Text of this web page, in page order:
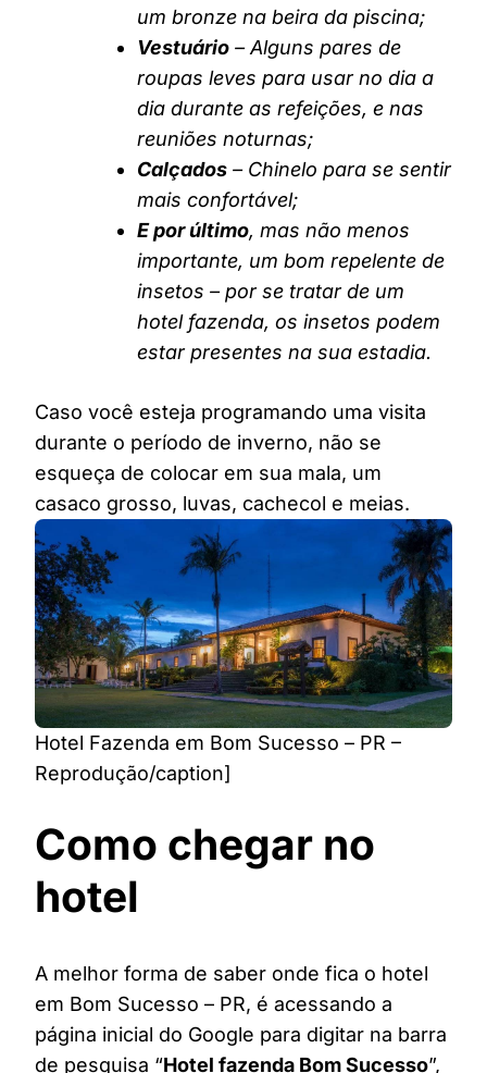
um bronze na beira da piscina;
Vestuário – Alguns pares de
roupas leves para usar no dia a
dia durante as refeições, e nas
reuniões noturnas;
Calçados – Chinelo para se sentir
mais confortável;
E por último, mas não menos
importante, um bom repelente de
insetos – por se tratar de um
hotel fazenda, os insetos podem
estar presentes na sua estadia.
Caso você esteja programando uma visita
durante o período de inverno, não se
esqueça de colocar em sua mala, um
casaco grosso, luvas, cachecol e meias.
Hotel Fazenda em Bom Sucesso – PR –
Reprodução/caption]
Como chegar no
hotel
A melhor forma de saber onde fica o hotel
em Bom Sucesso – PR, é acessando a
página inicial do Google para digitar na barra
de pesquisa “Hotel fazenda Bom Sucesso”,